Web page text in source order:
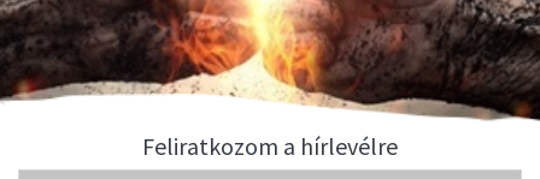
Feliratkozom a hírlevélre